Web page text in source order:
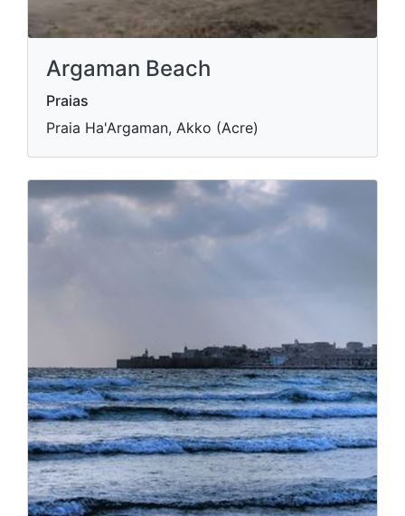
Argaman Beach
Praias
Praia Ha'Argaman, Akko (Acre)